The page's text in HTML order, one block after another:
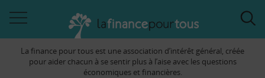
àLa finance pour tous est une association d’intérêt général, créée
pour aider chacun à se sentir plus à l’aise avec les questions
économiques et financières.